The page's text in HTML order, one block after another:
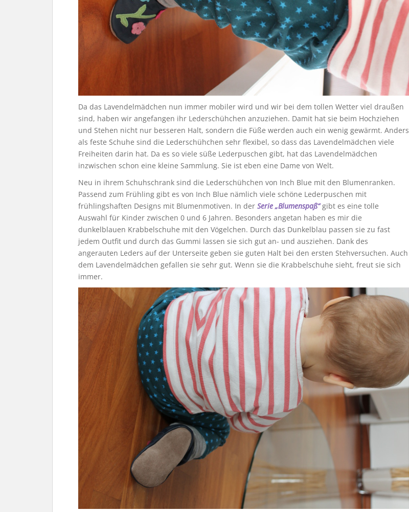
Da das Lavendelmädchen nun immer mobiler wird und wir bei dem tollen Wetter viel draußen
sind, haben wir angefangen ihr Lederschühchen anzuziehen. Damit hat sie beim Hochziehen
und Stehen nicht nur besseren Halt, sondern die Füße werden auch ein wenig gewärmt. Anders
als feste Schuhe sind die Lederschühchen sehr flexibel, so dass das Lavendelmädchen viele
Freiheiten darin hat. Da es so viele süße Lederpuschen gibt, hat das Lavendelmädchen
inzwischen schon eine kleine Sammlung. Sie ist eben eine Dame von Welt.
Neu in ihrem Schuhschrank sind die Lederschühchen von Inch Blue mit den Blumenranken.
Passend zum Frühling gibt es von Inch Blue nämlich viele schöne Lederpuschen mit
frühlingshaften Designs mit Blumenmotiven. In der Serie „Blumenspaß“gibt es eine tolle
Auswahl für Kinder zwischen 0 und 6 Jahren. Besonders angetan haben es mir die
dunkelblauen Krabbelschuhe mit den Vögelchen. Durch das Dunkelblau passen sie zu fast
jedem Outfit und durch das Gummi lassen sie sich gut an- und ausziehen. Dank des
angerauten Leders auf der Unterseite geben sie guten Halt bei den ersten Stehversuchen. Auch
dem Lavendelmädchen gefallen sie sehr gut. Wenn sie die Krabbelschuhe sieht, freut sie sich
immer.